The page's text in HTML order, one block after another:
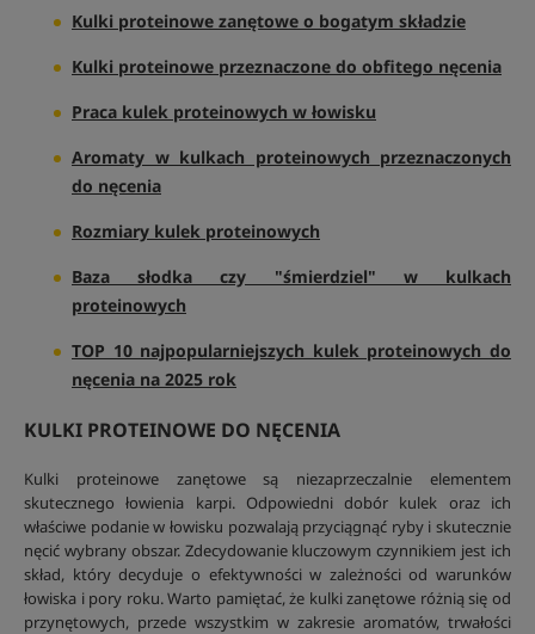
Kulki proteinowe zanętowe o bogatym składzie
Kulki proteinowe przeznaczone do obfitego nęcenia
Praca kulek proteinowych w łowisku
Aromaty w kulkach proteinowych przeznaczonych
do nęcenia
Rozmiary kulek proteinowych
Baza słodka czy "śmierdziel" w kulkach
proteinowych
TOP 10 najpopularniejszych kulek proteinowych do
nęcenia na 2025 rok
KULKI PROTEINOWE DO NĘCENIA
Kulki proteinowe zanętowe są niezaprzeczalnie elementem
skutecznego łowienia karpi. Odpowiedni dobór kulek oraz ich
właściwe podanie w łowisku pozwalają przyciągnąć ryby i skutecznie
nęcić wybrany obszar. Zdecydowanie kluczowym czynnikiem jest ich
skład, który decyduje o efektywności w zależności od warunków
łowiska i pory roku. Warto pamiętać, że kulki zanętowe różnią się od
przynętowych, przede wszystkim w zakresie aromatów, trwałości